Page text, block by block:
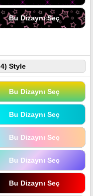
Bu Dizaynı Seç
Style
Bu Dizaynı Seç
Bu Dizaynı Seç
Bu Dizaynı Seç
Bu Dizaynı Seç
Bu Dizaynı Seç